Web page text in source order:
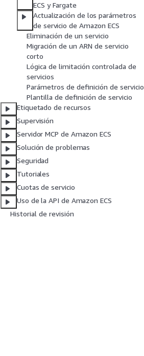
ECS y Fargate
Actualización de los parámetros
de servicio de Amazon ECS
Eliminación de un servicio
Migración de un ARN de servicio
corto
Lógica de limitación controlada de
servicios
Parámetros de definición de servicio
Plantilla de definición de servicio
Etiquetado de recursos
Supervisión
Servidor MCP de Amazon ECS
Solución de problemas
Seguridad
Tutoriales
Cuotas de servicio
Uso de la API de Amazon ECS
Historial de revisión